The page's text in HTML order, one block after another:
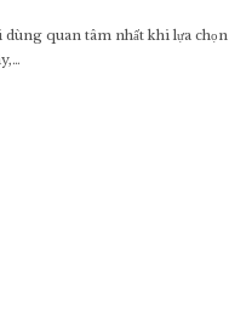
quan tâm nhất khi lựa chọn